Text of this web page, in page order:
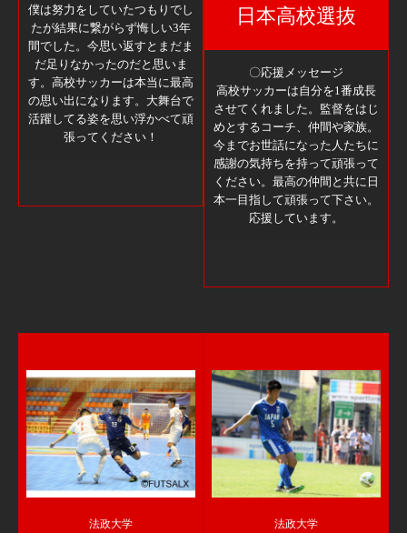
僕は努力をしていたつもりでし
たが結果に繋がらず悔しい3年
間でした。今思い返すとまだま
だ足りなかったのだと思いま
す。高校サッカーは本当に最高
の思い出になります。大舞台で
活躍してる姿を思い浮かべて頑
張ってください！
日本高校選抜
〇応援メッセージ
高校サッカーは自分を1番成長
させてくれました。監督をはじ
めとするコーチ、仲間や家族。
今までお世話になった人たちに
感謝の気持ちを持って頑張って
ください。最高の仲間と共に日
本一目指して頑張って下さい。
応援しています。
法政大学
法政大学